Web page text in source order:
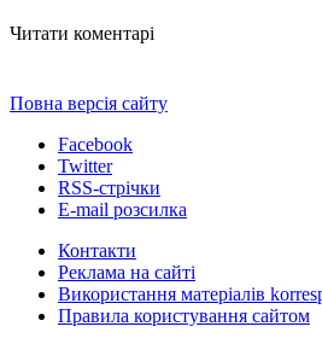
Читати коментарі
Повна версія сайту
Facebook
Twitter
RSS-стрічки
E-mail розсилка
Контакти
Реклама на сайті
Використання матеріалів
Правила користування сайтом